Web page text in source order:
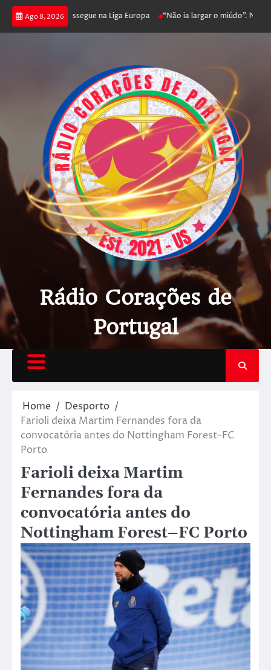
Ago 8, 2026
poker e prossegue na Liga Europa “Não ia largar o miúdo”.
Rádio Corações de
Portugal
Home
Desporto
Farioli deixa Martim Fernandes fora da
convocatória antes do Nottingham Forest–FC
Porto
Farioli deixa Martim
Fernandes fora da
convocatória antes do
Nottingham Forest–FC Porto